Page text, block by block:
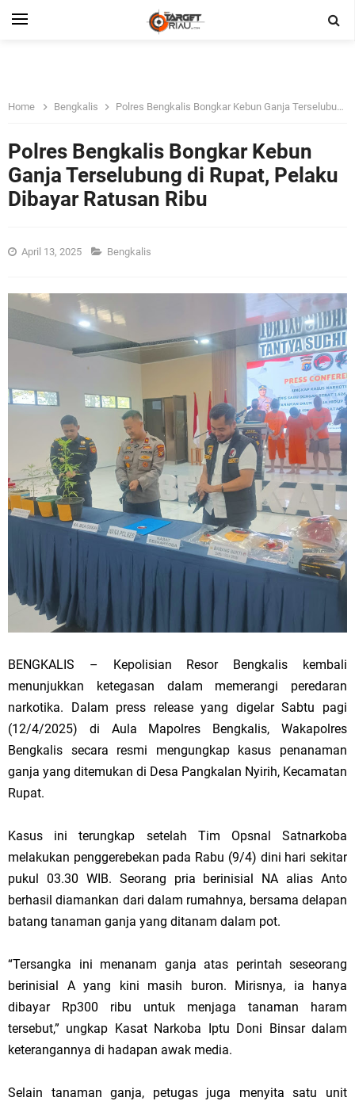
Home Bengkalis Polres Bengkalis Bongkar Kebun Ganja Terselubung di Rupat, Pelaku Dibayar Ratusan Ribu
Polres Bengkalis Bongkar Kebun
Ganja Terselubung di Rupat, Pelaku
Dibayar Ratusan Ribu
April 13, 2025 Bengkalis
BENGKALIS – Kepolisian Resor Bengkalis kembali
menunjukkan ketegasan dalam memerangi peredaran
narkotika. Dalam press release yang digelar Sabtu pagi
(12/4/2025) di Aula Mapolres Bengkalis, Wakapolres
Bengkalis secara resmi mengungkap kasus penanaman
ganja yang ditemukan di Desa Pangkalan Nyirih, Kecamatan
Rupat.
Kasus ini terungkap setelah Tim Opsnal Satnarkoba
melakukan penggerebekan pada Rabu (9/4) dini hari sekitar
pukul 03.30 WIB. Seorang pria berinisial NA alias Anto
berhasil diamankan dari dalam rumahnya, bersama delapan
batang tanaman ganja yang ditanam dalam pot.
“Tersangka ini menanam ganja atas perintah seseorang
berinisial A yang kini masih buron. Mirisnya, ia hanya
dibayar Rp300 ribu untuk menjaga tanaman haram
tersebut,” ungkap Kasat Narkoba Iptu Doni Binsar dalam
keterangannya di hadapan awak media.
Selain tanaman ganja, petugas juga menyita satu unit